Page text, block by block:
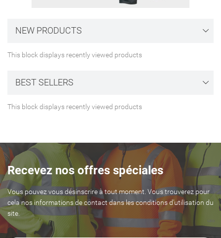
NEW PRODUCTS
This block displays recently viewed products
BEST SELLERS
This block displays recently viewed products
Recevez nos offres spéciales
Vous pouvez vous désinscrire à tout moment. Vous trouverez pour
cela nos informations de contact dans les conditions d'utilisation du
site.